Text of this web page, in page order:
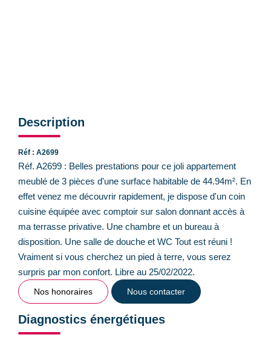
Description
Réf : A2699
Réf. A2699 : Belles prestations pour ce joli appartement
meublé de 3 pièces d'une surface habitable de 44.94m². En
effet venez me découvrir rapidement, je dispose d'un coin
cuisine équipée avec comptoir sur salon donnant accès à
ma terrasse privative. Une chambre et un bureau à
disposition. Une salle de douche et WC Tout est réuni !
Vraiment si vous cherchez un pied à terre, vous serez
surpris par mon confort. Libre au 25/02/2022.
Nos honoraires Nous contacter
Diagnostics énergétiques